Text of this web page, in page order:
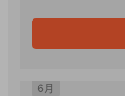
6月